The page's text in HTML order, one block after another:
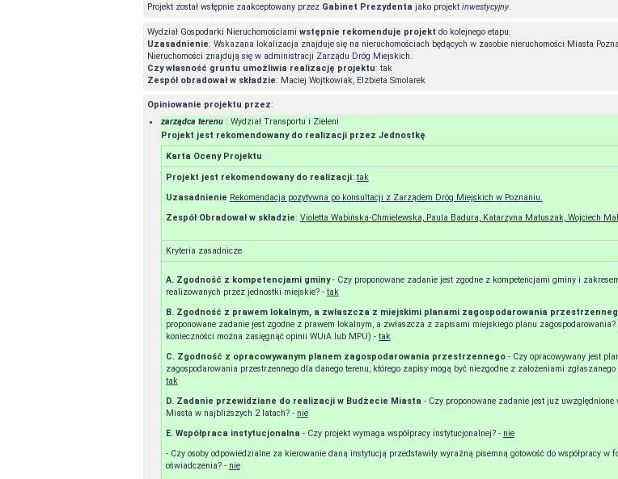
Projekt został wstępnie zaakceptowany przez Gabinet Prezydenta jako projekt inwestycyjny.
Wydział Gospodarki Nieruchomościami wstępnie rekomenduje projekt do kolejnego etapu.
Uzasadnienie: Wskazana lokalizacja znajduje się na nieruchomościach będących w zasobie nieruchomości Miasta
Nieruchomości znajdują się w administracji Zarządu Dróg Miejskich.
Czy własność gruntu umożliwia realizację projektu : tak
Zespół obradował w składzie: Maciej Wojtkowiak, Elżbieta Smolarek
Opiniowanie projektu przez:
zarządca terenu
: Wydział Transportu i Zieleni
Projekt jest rekomendowany do realizacji przez Jednostkę
Karta Oceny Projektu
Projekt jest rekomendowany do realizacji: tak
Uzasadnienie Rekomendacja pozytywna po konsultacji z Zarządem Dróg Miejskich w Poznaniu.
Zespół Obradował w składzie: Violetta Wabińska-Chmielewska, Paula Badura, Katarzyna Matuszak, Wojciech
Kryteria zasadnicze
A. Zgodność z kompetencjami gminy- Czy proponowane zadanie jest zgodne z kompetencjami gminy i zakresem zadań
realizowanych przez jednostki miejskie? - tak
B. Zgodność z prawem lokalnym, a zwłaszcza z miejskimi planami zagospodarowania
proponowane zadanie jest zgodne z prawem lokalnym, a zwłaszcza z zapisami miejskiego planu
konieczności można zasięgnąć opinii WUiA lub MPU) - tak
C. Zgodność z opracowywanym planem zagospodarowania przestrzennego - Czy opracowywany jest plan
tak
D. Zadanie przewidziane do realizacji w Budżecie Miasta - Czy proponowane zadanie jest już uwzględnione w Budżecie
Miasta w najbliższych 2 latach? - nie
E. Współpraca instytucjonalna
- Czy projekt wymaga współpracy instytucjonalnej? - nie
- Czy osoby odpowiedzialne za kierowanie daną instytucją przedstawiły wyraźną pisemną gotowość do współpracy w formie
oświadczenia? - nie